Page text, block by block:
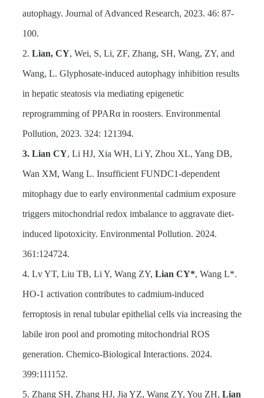
autophagy. Journal of Advanced Research, 2023. 46: 87-
100.
2. Lian, CY, Wei, S, Li, ZF, Zhang, SH, Wang, ZY, and
Wang, L. Glyphosate-induced autophagy inhibition results
in hepatic steatosis via mediating epigenetic
reprogramming of PPARα in roosters. Environmental
Pollution, 2023. 324: 121394.
3. Lian CY, Li HJ, Xia WH, Li Y, Zhou XL, Yang DB,
Wan XM, Wang L. Insufficient FUNDC1-dependent
mitophagy due to early environmental cadmium exposure
triggers mitochondrial redox imbalance to aggravate diet-
induced lipotoxicity. Environmental Pollution. 2024.
361:124724.
4. Lv YT, Liu TB, Li Y, Wang ZY, Lian CY*, Wang L*.
HO-1 activation contributes to cadmium-induced
ferroptosis in renal tubular epithelial cells via increasing the
labile iron pool and promoting mitochondrial ROS
generation. Chemico-Biological Interactions. 2024.
399:111152.
5. Zhang SH, Zhang HJ, Jia YZ, Wang ZY, You ZH, Lian